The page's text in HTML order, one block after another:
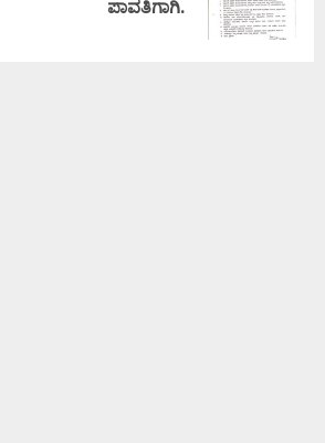
ಪಾವತಿಗಾಗಿ.